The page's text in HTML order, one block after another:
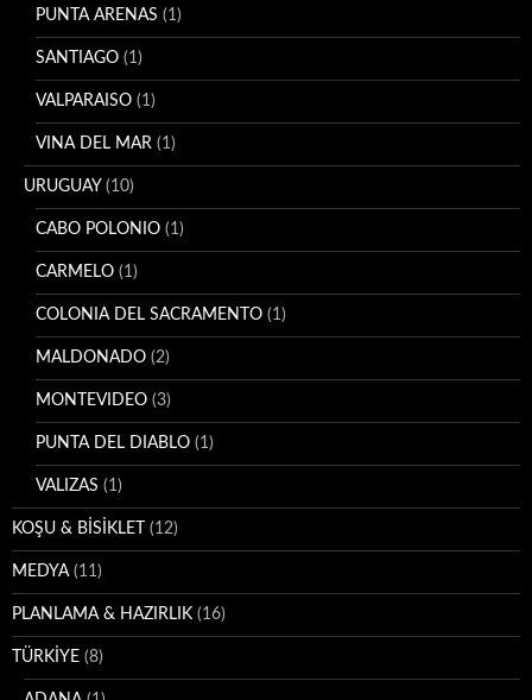
PUNTA ARENAS (1)
SANTIAGO (1)
VALPARAISO (1)
VINA DEL MAR (1)
URUGUAY (10)
CABO POLONIO (1)
CARMELO (1)
COLONIA DEL SACRAMENTO (1)
MALDONADO (2)
MONTEVIDEO (3)
PUNTA DEL DIABLO (1)
VALIZAS (1)
KOŞU & BİSİKLET (12)
MEDYA(11)
PLANLAMA & HAZIRLIK (16)
TÜRKİYE (8)